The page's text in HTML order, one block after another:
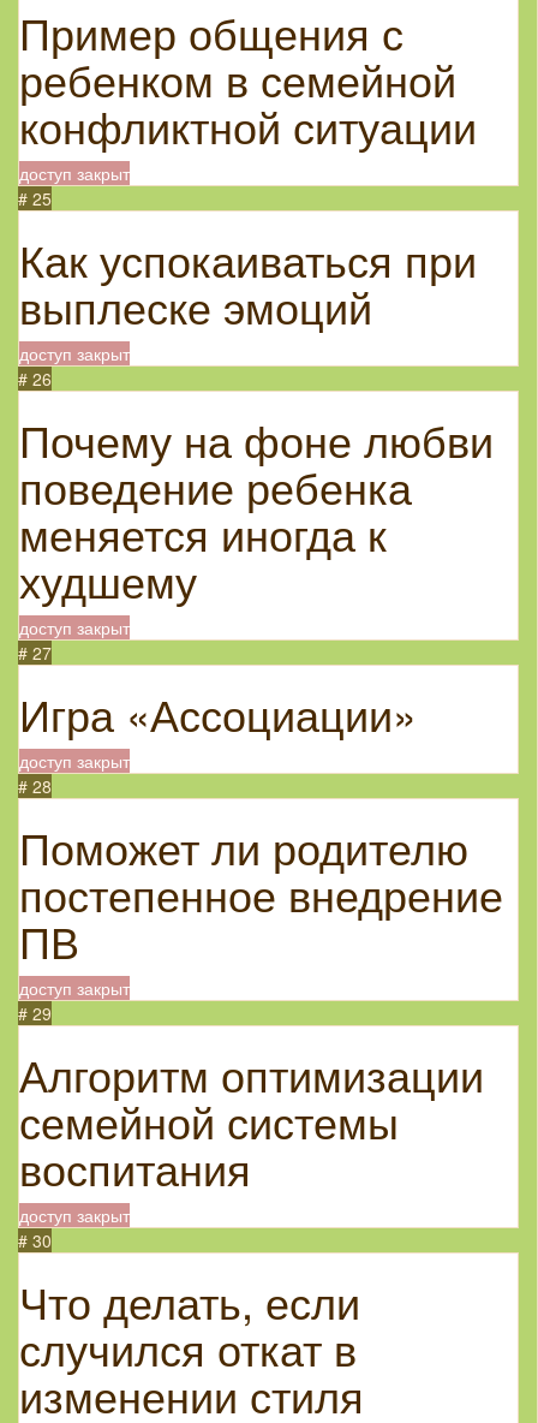
Пример общения с
ребенком в семейной
конфликтной ситуации
доступ закрыт
# 25
Как успокаиваться при
выплеске эмоций
доступ закрыт
# 26
Почему на фоне любви
поведение ребенка
меняется иногда к
худшему
доступ закрыт
# 27
Игра «Ассоциации»
доступ закрыт
# 28
Поможет ли родителю
постепенное внедрение
ПВ
доступ закрыт
# 29
Алгоритм оптимизации
семейной системы
воспитания
доступ закрыт
# 30
Что делать, если
случился откат в
изменении стиля